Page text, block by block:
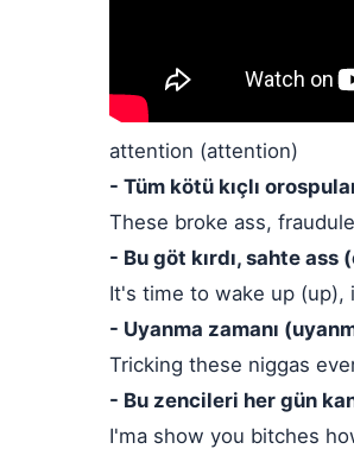
attention (attention)
- Tüm kötü kıçlı
These broke ass,
- Bu göt kırdı, sahte ass
It's time to wake up
- Uyanma zamanı
Tricking these niggas
- Bu zencileri her gün
I'ma show you bitches